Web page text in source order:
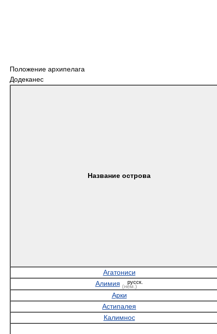
Положение архипелага
Додеканес
Название острова
Агатониси
Алимия (нем.)
русск.
Арки
Астипалея
Калимнос